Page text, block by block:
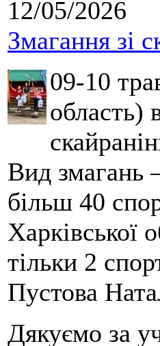
12/05/2026
Змагання зі
09-10
область)
Вид змагань
більш 40
Харківської
тільки 2
Пустова
Дякуємо за